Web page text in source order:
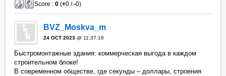
Score :0 (+0 /-0)
BVZ_Moskva_m
24 OCT 2023 @ 11:37:16
Быстромонтажные здания: коммерческая выгода в каждом
строительном блоке!
В современном обществе, где секунды – доллары, строения